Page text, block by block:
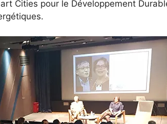
Cities pour le Développement